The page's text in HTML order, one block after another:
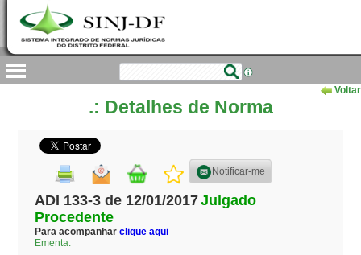
Voltar
.: Detalhes de Norma
Notificar-me
ADI 133-3 de 12/01/2017Julgado
Procedente
Para acompanhar clique aqui
Ementa: